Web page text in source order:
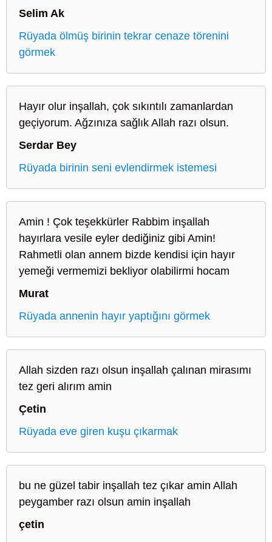
Selim Ak
Rüyada ölmüş birinin tekrar cenaze törenini
görmek
Hayır olur inşallah, çok sıkıntılı zamanlardan
geçiyorum. Ağzınıza sağlık Allah razı olsun.
Serdar Bey
Rüyada birinin seni evlendirmek istemesi
Amin ! Çok teşekkürler Rabbim inşallah
hayırlara vesile eyler dediğiniz gibi Amin!
Rahmetli olan annem bizde kendisi için hayır
yemeği vermemizi bekliyor olabilirmi hocam
Murat
Rüyada annenin hayır yaptığını görmek
Allah sizden razı olsun inşallah çalınan mirasımı
tez geri alırım amin
Çetin
Rüyada eve giren kuşu çıkarmak
bu ne güzel tabir inşallah tez çıkar amin Allah
peygamber razı olsun amin inşallah
çetin